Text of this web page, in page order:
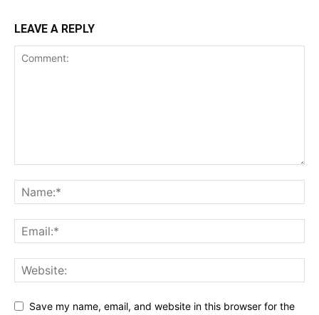
LEAVE A REPLY
Save my name, email, and website in this browser for the